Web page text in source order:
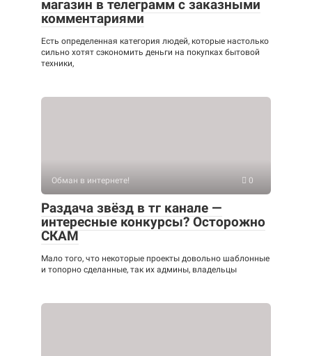
магазин в телеграмм с заказными
комментариями
Есть определенная категория людей, которые настолько
сильно хотят сэкономить деньги на покупках бытовой
техники,
Обман в интернете! 0
Раздача звёзд в тг канале —
интересные конкурсы? Осторожно
СКАМ
Мало того, что некоторые проекты довольно шаблонные
и топорно сделанные, так их админы, владельцы